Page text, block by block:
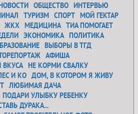
ОБЩЕСТВО ИНТЕРВЬЮ
ТУРИЗМ СПОРТ МОЙ ГЕКТАР
ЖКХ МЕДИЦИНА ТИА ПОМОГАЕТ
ЭКОНОМИКА ПОЛИТИКА
ВЫБОРЫ В ТГД
АФИША
ВКУСА НЕ КОРМИ СВАЛКУ
И КО ДОМ, В КОТОРОМ Я ЖИВУ
ЛЮБИМАЯ ДАЧА
ПОДАРИ УЛЫБКУ РЕБЕНКУ
ДУРАКА...